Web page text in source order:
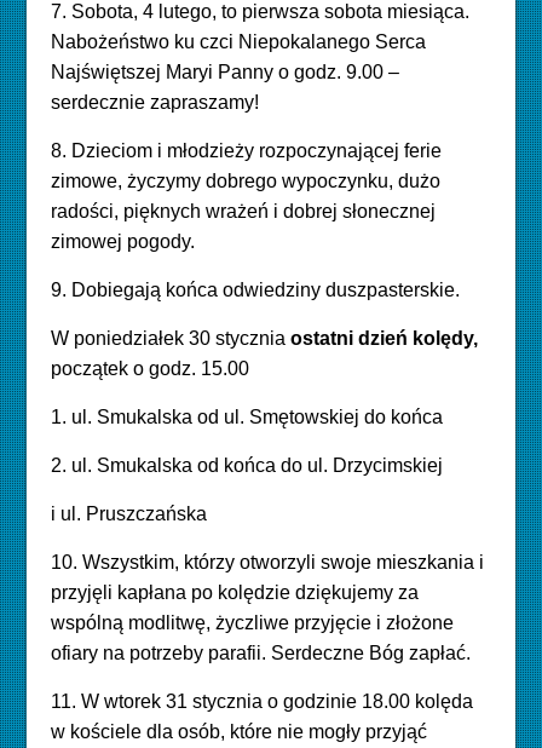
7. Sobota, 4 lutego, to pierwsza sobota miesiąca.
Nabożeństwo ku czci Niepokalanego Serca
Najświętszej Maryi Panny o godz. 9.00 –
serdecznie zapraszamy!
8. Dzieciom i młodzieży rozpoczynającej ferie
zimowe, życzymy dobrego wypoczynku, dużo
radości, pięknych wrażeń i dobrej słonecznej
zimowej pogody.
9. Dobiegają końca odwiedziny duszpasterskie.
W poniedziałek 30 styczniaostatnidzień kolędy,
począteko godz. 15.00
1. ul. Smukalska od ul. Smętowskiej do końca
2. ul. Smukalska od końca do ul. Drzycimskiej
i ul. Pruszczańska
10. Wszystkim, którzy otworzyli swoje mieszkania i
przyjęli kapłana po kolędzie dziękujemy za
wspólną modlitwę, życzliwe przyjęcie i złożone
ofiary na potrzeby parafii. Serdeczne Bóg zapłać.
11. W wtorek 31 stycznia o godzinie 18.00 kolęda
w kościele dla osób, które nie mogły przyjąć